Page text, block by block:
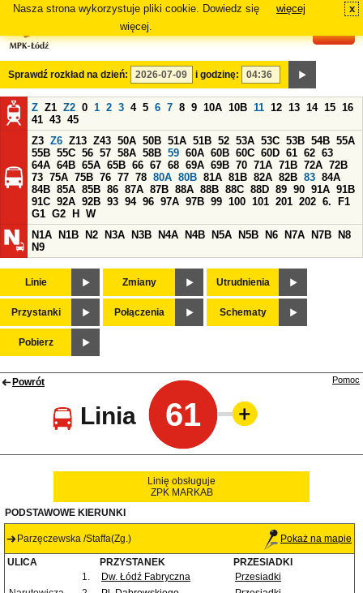
Nasza strona wykorzystuje pliki cookie. Dowiedz się
więcej.
więcej x
Sprawdź rozkład na dzień: i godzinę:
Z Z1 Z2 0 1 2 3 4 5 6 7 8 9 10A 10B 11 12 13 14 15 16
41 43 45
Z3 Z6 Z13 Z43 50A 50B 51A 51B 52 53A 53C 53B 54B 55A
55B 55C 56 57 58A 58B 59 60A 60B 60C 60D 61 62 63
64A 64B 65A 65B 66 67 68 69A 69B 70 71A 71B 72A 72B
73 75A 75B 76 77 78 80A 80B 81A 81B 82A 82B 83 84A
84B 85A 85B 86 87A 87B 88A 88B 88C 88D 89 90 91A 91B
91C 92A 92B 93 94 96 97A 97B 99 100 101 201 202 6.
F1
G1 G2 H
W
N1A
N1B N2 N3A N3B N4A N4B N5A N5B N6 N7A N7B
N8
N9
Linie Zmiany Utrudnienia
Przystanki Połączenia Schematy
Pobierz
Powrót
Linia 61
Pomoc
Linię obsługuje
ZPK MARKAB
PODSTAWOWE KIERUNKI
Parzęczewska /Staffa(Zg.) Pokaż na mapie
ULICA PRZYSTANEK
PRZESIADKI
1.
Dw. Łódź Fabryczna
Przesiadki